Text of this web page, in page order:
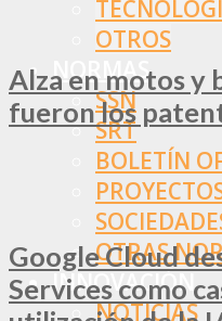
OTROS
NORMAS
SSN
SRT
BOLETÍN
OTRAS
INNOVACIÓN
NOTICIAS
Alza en motos y
fueron los
Google Cloud
Services como